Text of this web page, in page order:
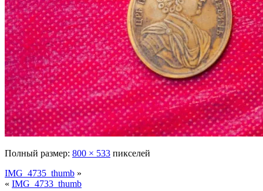
Полный размер: 800 × 533 пикселей
IMG_4735_thumb »
« IMG_4733_thumb